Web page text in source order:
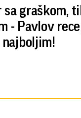
sa graškom,
- Pavlov
najboljim!